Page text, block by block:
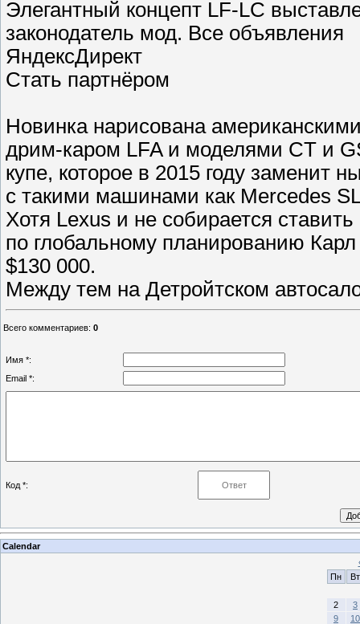
Элегантный концепт LF-LC
законодатель мод. Все объявления
ЯндексДирект
Стать партнёром
Новинка нарисована
дрим-каром LFA и моделями CT и
купе, которое в 2015 году заменит
с такими машинами как Mercedes
Хотя Lexus и не собирается
по глобальному планированию
$130 000.
Между тем на Детройтском
Всего комментариев: 0
Имя *:
Email *:
Код *:
Calendar
Пн
Вт
2
3
9
10